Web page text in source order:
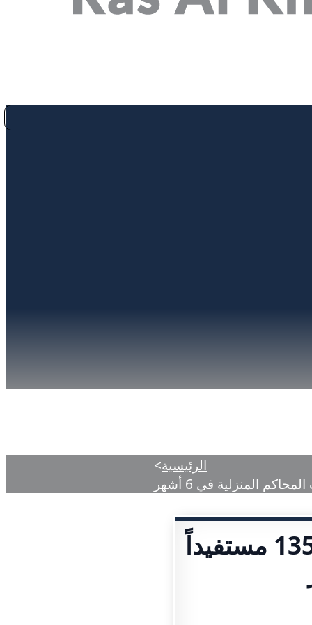
الرئيسية>
رئيس محاكم رأس الخيمة لـ «الاتحاد»: 135 مستفيداً